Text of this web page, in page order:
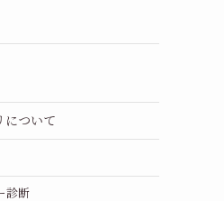
について
診断